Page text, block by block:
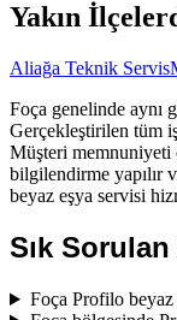
Yakın
Aliağa Teknik Servis
Foça genelinde aynı
Gerçekleştirilen tüm
Müşteri memnuniyeti
bilgilendirme yapılır
beyaz eşya servisi
Sık
Foça Profilo beyaz